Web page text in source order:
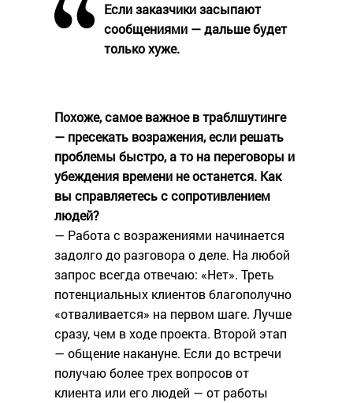
Если заказчики засыпают
сообщениями — дальше будет
только хуже.
Похоже, самое важное в траблшутинге
— пресекать возражения, если решать
проблемы быстро, а то на переговоры и
убеждения времени не останется. Как
вы справляетесь с сопротивлением
людей?
— Работа с возражениями начинается
задолго до разговора о деле. На любой
запрос всегда отвечаю: «Нет». Треть
потенциальных клиентов благополучно
«отваливается» на первом шаге. Лучше
сразу, чем в ходе проекта. Второй этап
— общение накануне. Если до встречи
получаю более трех вопросов от
клиента или его людей — от работы